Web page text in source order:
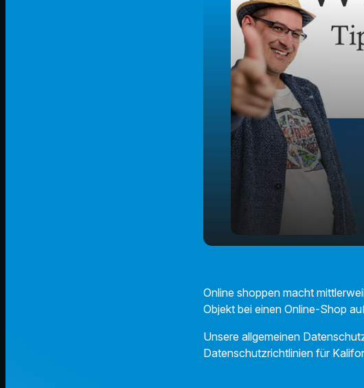
Online shoppen macht
Objekt bei einen Online-Shop
Unsere allgemeinen
Datenschutzrichtlinien für